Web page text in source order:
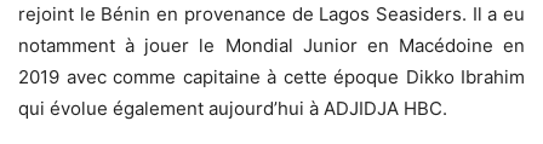
rejoint le Bénin en provenance de Lagos Seasiders. Il a eu
notamment à jouer le Mondial Junior en Macédoine en
2019 avec comme capitaine à cette époque Dikko Ibrahim
qui évolue également aujourd’hui à ADJIDJA HBC.